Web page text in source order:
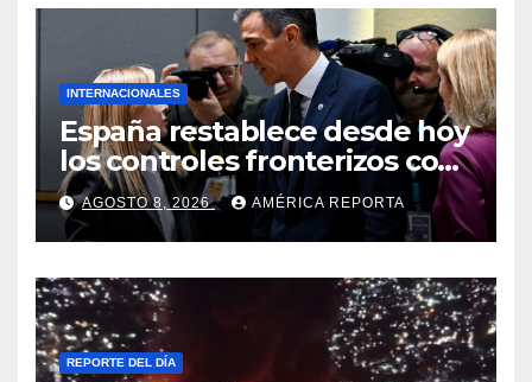
INTERNACIONALES
España restablece desde hoy
los controles fronterizos con
Italia tras el rechazo de Roma
a retirar las restricciones
AGOSTO 8, 2026 AMÉRICA REPORTA
REPORTE DEL DÍA